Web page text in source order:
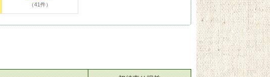
（41件）